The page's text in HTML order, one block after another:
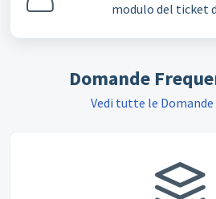
modulo del ticket
Domande
Vedi tutte le